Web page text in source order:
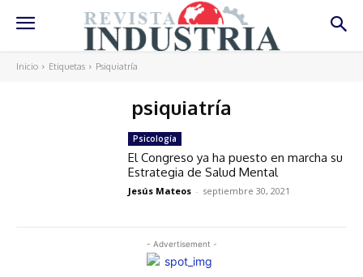
Inicio Etiquetas Psiquiatría
psiquiatría
- Advertisement -
Psicología
El Congreso ya ha puesto en marcha su
Estrategia de Salud Mental
Jesús Mateos - septiembre 30, 2021